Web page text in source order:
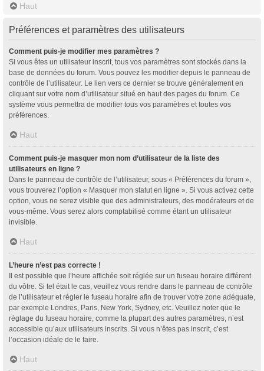
Haut
Préférences et paramètres des utilisateurs
Comment puis-je modifier mes paramètres ?
Si vous êtes un utilisateur inscrit, tous vos paramètres sont stockés dans la
base de données du forum. Vous pouvez les modifier depuis le panneau de
contrôle de l’utilisateur. Le lien vers ce dernier se trouve généralement en
cliquant sur votre nom d’utilisateur situé en haut des pages du forum. Ce
système vous permettra de modifier tous vos paramètres et toutes vos
préférences.
Haut
Comment puis-je masquer mon nom d’utilisateur de la liste des
utilisateurs en ligne ?
Dans le panneau de contrôle de l’utilisateur, sous « Préférences du forum »,
vous trouverez l’option « Masquer mon statut en ligne ». Si vous activez cette
option, vous ne serez visible que des administrateurs, des modérateurs et de
vous-même. Vous serez alors comptabilisé comme étant un utilisateur
invisible.
Haut
L’heure n’est pas correcte !
Il est possible que l’heure affichée soit réglée sur un fuseau horaire différent
du vôtre. Si tel était le cas, veuillez vous rendre dans le panneau de contrôle
de l’utilisateur et régler le fuseau horaire afin de trouver votre zone adéquate,
par exemple Londres, Paris, New York, Sydney, etc. Veuillez noter que le
réglage du fuseau horaire, comme la plupart des autres paramètres, n’est
accessible qu’aux utilisateurs inscrits. Si vous n’êtes pas inscrit, c’est
l’occasion idéale de le faire.
Haut